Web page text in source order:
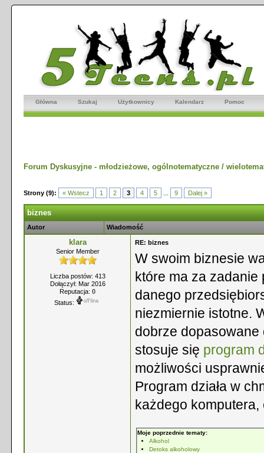
Główna Szukaj Użytkownicy Kalendarz Pomoc
Forum Dyskusyjne - młodzieżowe, ogólnotematyczne /
Strony (9): « Wstecz 1 2 3 4 5 9 Dalej »
biznes
Autor Wiadomość
klara
Senior Member
Liczba postów: 413
Dołączył: Mar 2016
Reputacja: 0
Status:
RE: biznes
W swoim biznesie
które ma za zadanie
danego
niezmiernie istotne.
dobrze
stosuje się program
możliwości
Program działa w
każdego
Moje poprzednie tematy:
Alkohol
Detoks alkoholowy